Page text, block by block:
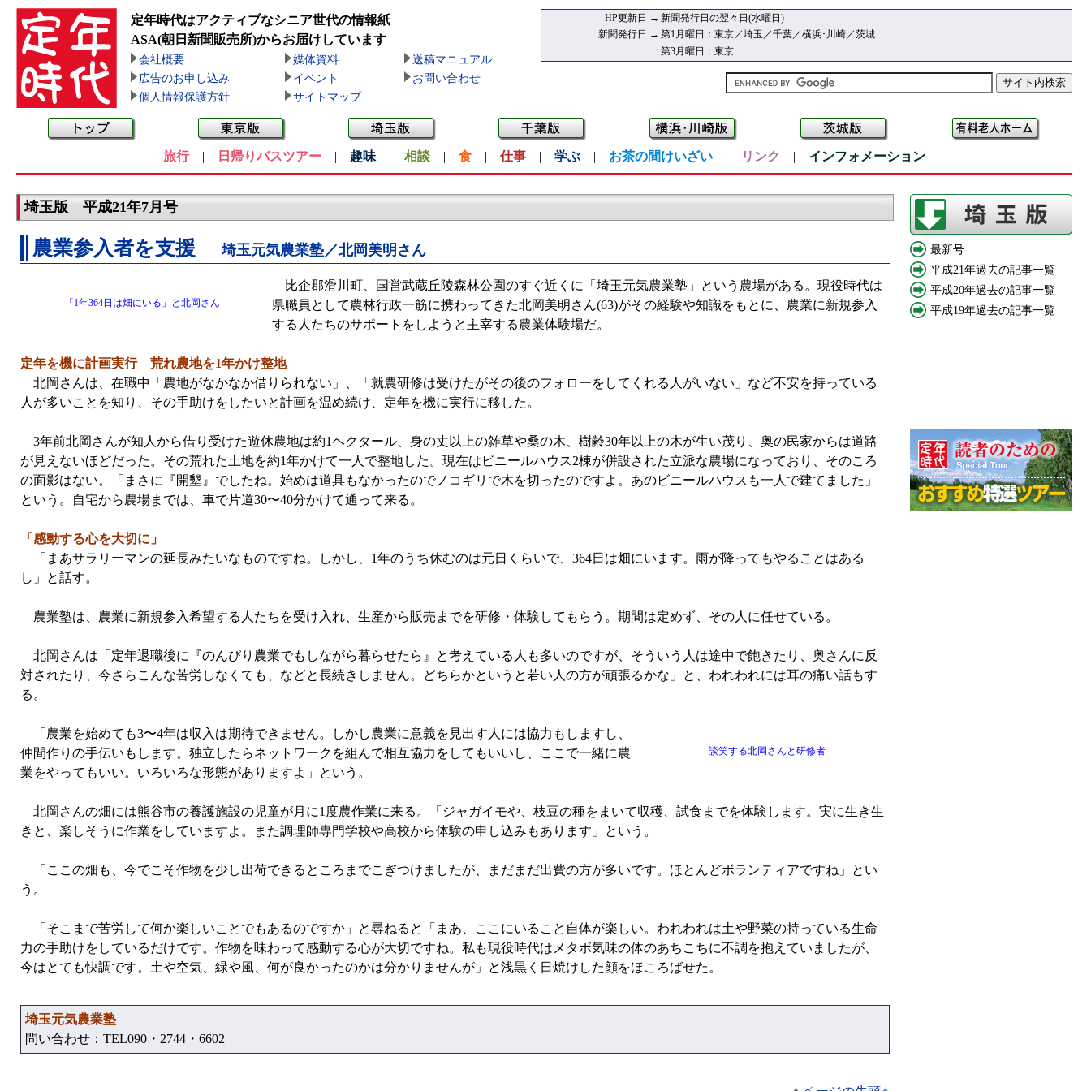
定年時代はアクティブなシニア世代の情報紙
ASA(朝日新聞販売所)からお届けしています
会社概要 媒体資料
送稿マニュアル
広告のお申し込み
イベント
お問い合わせ
個人情報保護方針
サイトマップ
HP更新日 → 新聞発行日の翌々日(水曜日)
新聞発行日 → 第1月曜日：東京／埼玉／千葉／横浜･川崎／茨城
第3月曜日：東京
旅行| 日帰りバスツアー | 趣味 | 相談 | 食 | 仕事 | 学ぶ | お茶の間けいざい | リンク | インフォメーション
埼玉版 平成21年7月号
農業参入者を支援 埼玉元気農業塾／北岡美明さん
「1年364日は畑にいる」と北岡さん
比企郡滑川町、国営武蔵丘陵森林公園のすぐ近くに「埼玉元気農業塾」という農場がある。現役時代は
県職員として農林行政一筋に携わってきた北岡美明さん(63)がその経験や知識をもとに、農業に新規参入
する人たちのサポートをしようと主宰する農業体験場だ。
定年を機に計画実行 荒れ農地を1年かけ整地
北岡さんは、在職中「農地がなかなか借りられない」、「就農研修は受けたがその後のフォローをしてくれる人がいない」など不安を持っている
人が多いことを知り、その手助けをしたいと計画を温め続け、定年を機に実行に移した。
3年前北岡さんが知人から借り受けた遊休農地は約1ヘクタール、身の丈以上の雑草や桑の木、樹齢30年以上の木が生い茂り、奥の民家からは道路
が見えないほどだった。その荒れた土地を約1年かけて一人で整地した。現在はビニールハウス2棟が併設された立派な農場になっており、そのころ
の面影はない。「まさに『開墾』でしたね。始めは道具もなかったのでノコギリで木を切ったのですよ。あのビニールハウスも一人で建てました」
という。自宅から農場までは、車で片道30〜40分かけて通って来る。
「感動する心を大切に」
「まあサラリーマンの延長みたいなものですね。しかし、1年のうち休むのは元日くらいで、364日は畑にいます。雨が降ってもやることはある
し」と話す。
農業塾は、農業に新規参入希望する人たちを受け入れ、生産から販売までを研修・体験してもらう。期間は定めず、その人に任せている。
北岡さんは「定年退職後に『のんびり農業でもしながら暮らせたら』と考えている人も多いのですが、そういう人は途中で飽きたり、奥さんに反
対されたり、今さらこんな苦労しなくても、などと長続きしません。どちらかというと若い人の方が頑張るかな」と、われわれには耳の痛い話もす
る。
談笑する北岡さんと研修者
「農業を始めても3〜4年は収入は期待できません。しかし農業に意義を見出す人には協力もしますし、
仲間作りの手伝いもします。独立したらネットワークを組んで相互協力をしてもいいし、ここで一緒に農
業をやってもいい。いろいろな形態がありますよ」という。
北岡さんの畑には熊谷市の養護施設の児童が月に1度農作業に来る。「ジャガイモや、枝豆の種をまいて収穫、試食までを体験します。実に生き生
きと、楽しそうに作業をしていますよ。また調理師専門学校や高校から体験の申し込みもあります」という。
「ここの畑も、今でこそ作物を少し出荷できるところまでこぎつけましたが、まだまだ出費の方が多いです。ほとんどボランティアですね」とい
う。
「そこまで苦労して何か楽しいことでもあるのですか」と尋ねると「まあ、ここにいること自体が楽しい。われわれは土や野菜の持っている生命
力の手助けをしているだけです。作物を味わって感動する心が大切ですね。私も現役時代はメタボ気味の体のあちこちに不調を抱えていましたが、
今はとても快調です。土や空気、緑や風、何が良かったのかは分かりませんが」と浅黒く日焼けした顔をほころばせた。
埼玉元気農業塾
問い合わせ：TEL090・2744・6602
最新号
平成21年過去の記事一覧
平成20年過去の記事一覧
平成19年過去の記事一覧